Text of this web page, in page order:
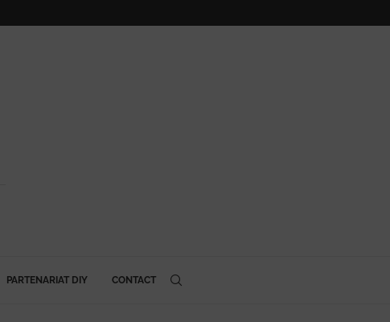
PARTENARIAT DIY CONTACT